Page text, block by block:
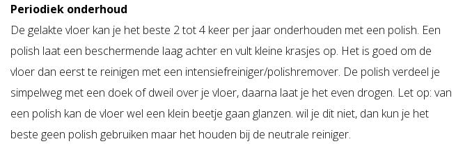
Periodiek onderhoud
De gelakte vloer kan je het beste 2 tot 4 keer per jaar onderhouden met een polish. Een
polish laat een beschermende laag achter en vult kleine krasjes op. Het is goed om de
vloer dan eerst te reinigen met een intensiefreiniger/polishremover. De polish verdeel je
simpelweg met een doek of dweil over je vloer, daarna laat je het even drogen. Let op: van
een polish kan de vloer wel een klein beetje gaan glanzen. wil je dit niet, dan kun je het
beste geen polish gebruiken maar het houden bij de neutrale reiniger.